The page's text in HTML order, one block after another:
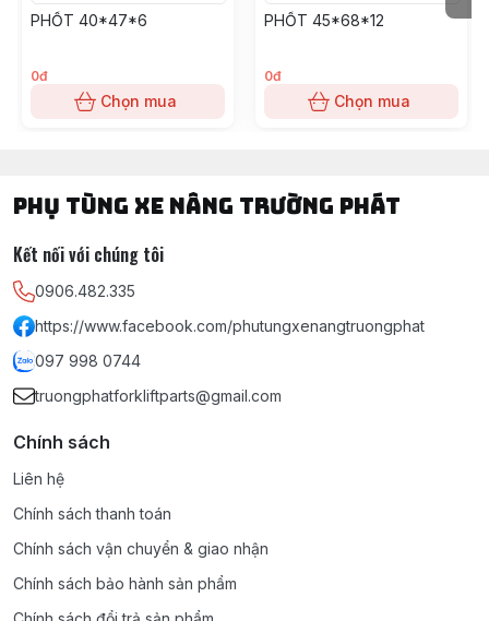
PHỐT 40*47*6
0đ
Chọn mua
PHỐT 45*68*12
0đ
Chọn mua
PHỤ TÙNG XE NÂNG TRƯỜNG PHÁT
Kết nối với chúng tôi
0906.482.335
https://www.facebook.com/phutungxenangtruongphat
097 998 0744
truongphatforkliftparts@gmail.com
Chính sách
Liên hệ
Chính sách thanh toán
Chính sách vận chuyển & giao nhận
Chính sách bảo hành sản phẩm